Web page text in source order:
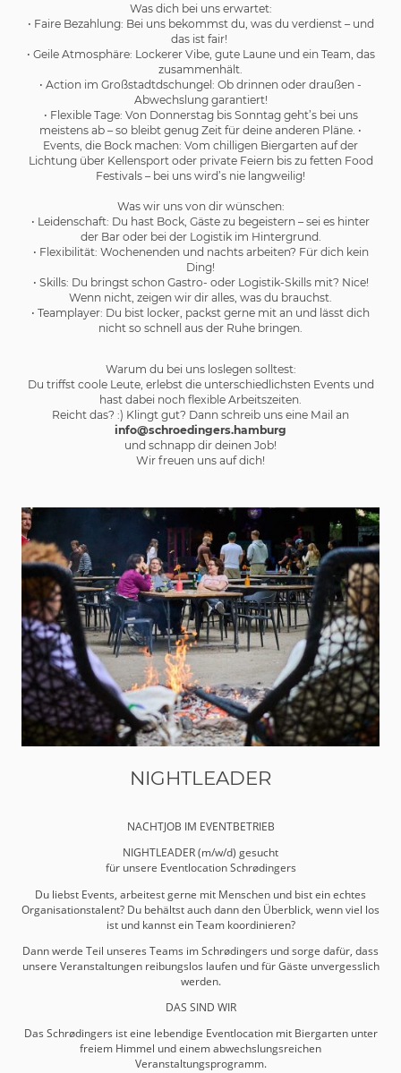
Was dich bei uns erwartet:
• Faire Bezahlung: Bei uns bekommst du, was du verdienst – und
das ist fair!
• Geile Atmosphäre: Lockerer Vibe, gute Laune und ein Team, das
zusammenhält.
• Action im Großstadtdschungel: Ob drinnen oder draußen -
Abwechslung garantiert!
• Flexible Tage: Von Donnerstag bis Sonntag geht’s bei uns
meistens ab – so bleibt genug Zeit für deine anderen Pläne. •
Events, die Bock machen: Vom chilligen Biergarten auf der
Lichtung über Kellensport oder private Feiern bis zu fetten Food
Festivals – bei uns wird’s nie langweilig!
Was wir uns von dir wünschen:
• Leidenschaft: Du hast Bock, Gäste zu begeistern – sei es hinter
der Bar oder bei der Logistik im Hintergrund.
• Flexibilität: Wochenenden und nachts arbeiten? Für dich kein
Ding!
• Skills: Du bringst schon Gastro- oder Logistik-Skills mit? Nice!
Wenn nicht, zeigen wir dir alles, was du brauchst.
• Teamplayer: Du bist locker, packst gerne mit an und lässt dich
nicht so schnell aus der Ruhe bringen.
Warum du bei uns loslegen solltest:
Du triffst coole Leute, erlebst die unterschiedlichsten Events und
hast dabei noch flexible Arbeitszeiten.
Reicht das? :) Klingt gut? Dann schreib uns eine Mail an
info@schroedingers.hamburg
und schnapp dir deinen Job!
Wir freuen uns auf dich!
NIGHTLEADER
NACHTJOB IM EVENTBETRIEB
NIGHTLEADER (m/w/d) gesucht
für unsere Eventlocation Schrødingers
Du liebst Events, arbeitest gerne mit Menschen und bist ein echtes
Organisationstalent? Du behältst auch dann den Überblick, wenn viel los
ist und kannst ein Team koordinieren?
Dann werde Teil unseres Teams im Schrødingers und sorge dafür, dass
unsere Veranstaltungen reibungslos laufen und für Gäste unvergesslich
werden.
DAS SIND WIR
Das Schrødingers ist eine lebendige Eventlocation mit Biergarten unter
freiem Himmel und einem abwechslungsreichen
Veranstaltungsprogramm.